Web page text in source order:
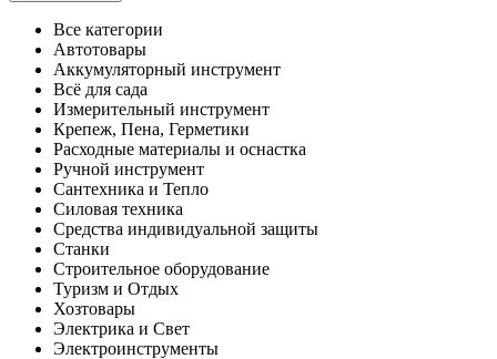
Все категории
Автотовары
Аккумуляторный инструмент
Всё для сада
Измерительный инструмент
Крепеж, Пена, Герметики
Расходные материалы и оснастка
Ручной инструмент
Сантехника и Тепло
Силовая техника
Средства индивидуальной защиты
Станки
Строительное оборудование
Туризм и Отдых
Хозтовары
Электрика и Свет
Электроинструменты